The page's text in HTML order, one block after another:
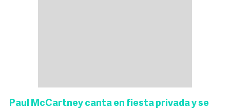
Paul McCartney canta en fiesta privada y se